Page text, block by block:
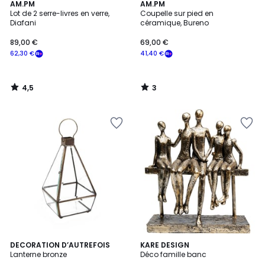
AM.PM
Lot de 2 serre-livres en verre,
Diafani
62,30 €
89,00 €
4,5
/ 5
4,5
/
AM.PM
Coupelle sur pied en
céramique, Bureno
41,40 €
69,00 €
3
/
5
3
/
DECORATION D’AUTREFOIS
Lanterne bronze
KARE DESIGN
Déco famille banc
5
/